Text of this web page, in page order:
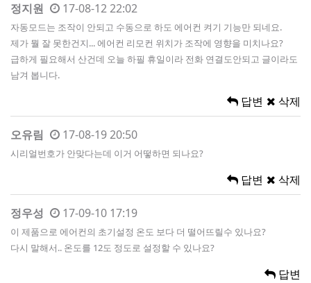
정지원 17-08-12 22:02
자동모드는 조작이 안되고 수동으로 하도 에어컨 켜기 기능만 되네요.
제가 뭘 잘 못한건지... 에어컨 리모컨 위치가 조작에 영향을 미치나요?
급하게 필요해서 산건데 오늘 하필 휴일이라 전화 연결도안되고 글이라도
남겨 봅니다.
답변 삭제
오유림 17-08-19 20:50
시리얼번호가 안맞다는데 이거 어떻하면 되나요?
답변 삭제
정우성 17-09-10 17:19
이 제품으로 에어컨의 초기설정 온도 보다 더 떨어뜨릴수 있나요?
다시 말해서.. 온도를 12도 정도로 설정할 수 있나요?
답변